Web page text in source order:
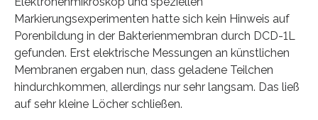
Markierungsexperimenten hatte sich kein Hinweis auf
Porenbildung in der Bakterienmembran durch DCD-1L
gefunden. Erst elektrische Messungen an künstlichen
Membranen ergaben nun, dass geladene Teilchen
hindurchkommen, allerdings nur sehr langsam. Das ließ
auf sehr kleine Löcher schließen.